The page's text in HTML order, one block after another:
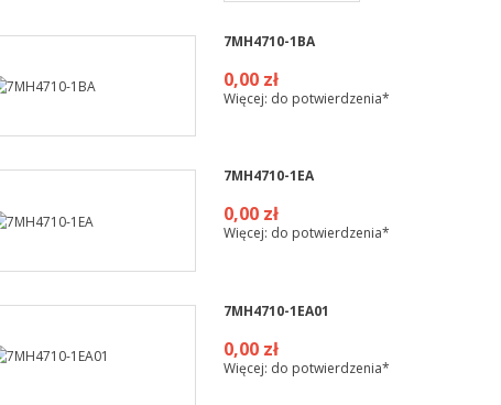
7MH4710-1BA
0,00 zł
Więcej: do potwierdzenia*
7MH4710-1EA
0,00 zł
Więcej: do potwierdzenia*
7MH4710-1EA01
0,00 zł
Więcej: do potwierdzenia*